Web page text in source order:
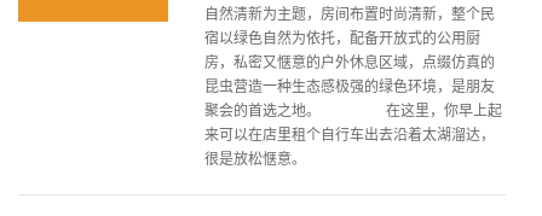
自然清新为主题，房间布置时尚清新，整个民
宿以绿色自然为依托，配备开放式的公用厨
房，私密又惬意的户外休息区域，点缀仿真的
昆虫营造一种生态感极强的绿色环境，是朋友
聚会的首选之地。 在这里，你早上起
来可以在店里租个自行车出去沿着太湖溜达，
很是放松惬意。